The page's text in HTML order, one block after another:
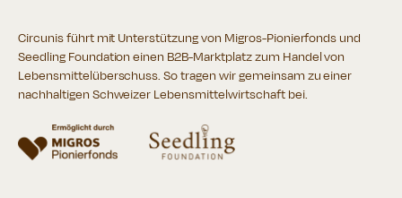
Circunis führt mit Unterstützung von Migros-Pionierfonds und
Seedling Foundation einen B2B-Marktplatz zum Handel von
Lebensmittelüberschuss. So tragen wir gemeinsam zu einer
nachhaltigen Schweizer Lebensmittelwirtschaft bei.